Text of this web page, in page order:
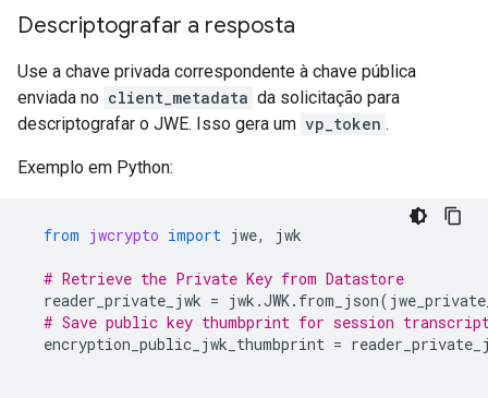
Descriptografar a resposta
Use a chave privada correspondente à chave pública
enviada no client_metadata da solicitação para
descriptografar o JWE. Isso gera um vp_token .
Exemplo em Python:
from jwcrypto import jwe, jwk
# Retrieve the Private Key from Datastore
reader_private_jwk = jwk .JWK. from_json(
# Save public key thumbprint for session
encryption_public_jwk_thumbprint =